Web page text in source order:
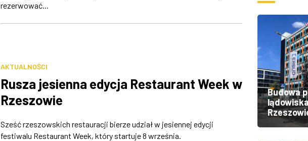
rezerwować...
AKTUALNOŚCI
Rusza jesienna edycja Restaurant Week w
Rzeszowie
Sześć rzeszowskich restauracji bierze udział w jesiennej edycji
festiwalu Restaurant Week, który startuje 8 września.
Budowa